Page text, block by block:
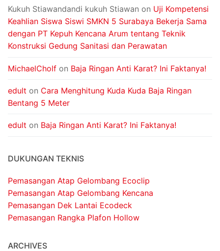
Kukuh Stiawandandi kukuh Stiawan on Uji Kompetensi
Keahlian Siswa Siswi SMKN 5 Surabaya Bekerja Sama
dengan PT Kepuh Kencana Arum tentang Teknik
Konstruksi Gedung Sanitasi dan Perawatan
MichaelCholf on Baja Ringan Anti Karat? Ini Faktanya!
edult on Cara Menghitung Kuda Kuda Baja Ringan
Bentang 5 Meter
edult on Baja Ringan Anti Karat? Ini Faktanya!
DUKUNGAN TEKNIS
Pemasangan Atap Gelombang Ecoclip
Pemasangan Atap Gelombang Kencana
Pemasangan Dek Lantai Ecodeck
Pemasangan Rangka Plafon Hollow
ARCHIVES